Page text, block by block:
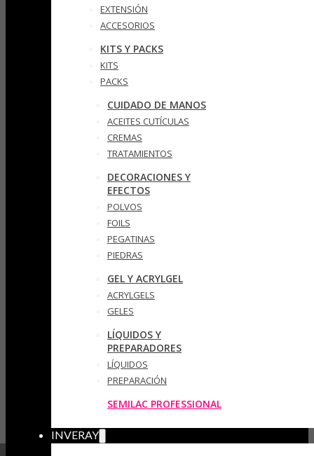
EXTENSIÓN
ACCESORIOS
KITS Y PACKS
KITS
PACKS
CUIDADO DE MANOS
ACEITES CUTÍCULAS
CREMAS
TRATAMIENTOS
DECORACIONES Y
EFECTOS
POLVOS
FOILS
PEGATINAS
PIEDRAS
GEL Y ACRYLGEL
ACRYLGELS
GELES
LÍQUIDOS Y
PREPARADORES
LÍQUIDOS
PREPARACIÓN
SEMILAC PROFESSIONAL
INVERAY